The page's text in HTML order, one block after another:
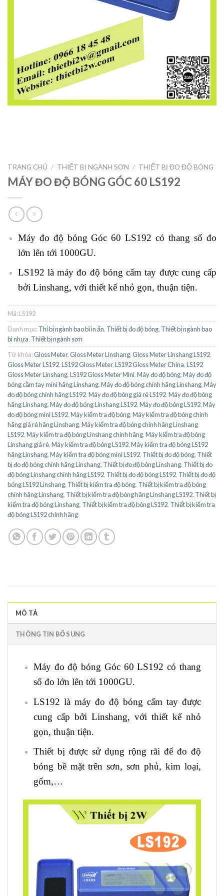
TRANG CHỦ / THIẾT BỊ NGÀNH SƠN / THIẾT BỊ ĐO ĐỘ BÓNG
MÁY ĐO ĐỘ BÓNG GÓC 60 LS192
Máy đo độ bóng Góc 60 LS192 có thang số đo
lớn lên tới 1000GU.
LS192 là máy đo độ bóng cấm tay được cung cấp
bởi Linshang, với thiết kế nhỏ gọn, thuận tiện.
Mã: LS192
Danh mục: Thí bị ngành bao bì in ấn, Thiết bị đo độ bóng, Thiết bị ngành bao
bì nhựa, Thiết bị ngành sơn
Từ khóa:Gloss Meter,Gloss Meter Linshang,Gloss Meter Linshang LS192,
Gloss Meter LS192,LS192 Gloss Meter,LS192 Gloss Meter China,LS192
Gloss Meter Linshang,LS192 Gloss Meter Mini,Máy đo độ bóng,Máy đo độ
bóng cầm tay mini hãng Linshang,Máy đo độ bóng chính hãng Linshang,Máy
đo độ bóng chính hãng LS192,Máy đo độ bóng giá rẻ LS192,Máy đo độ bóng
hãng Linshang,Máy đo độ bóng Linshang LS192,Máy đo độ bóng LS192,Máy
đo độ bóng mini LS192,Máy kiểm tra độ bóng,Máy kiểm tra độ bóng chính
hãng giá rẻ hãng Linshang,Máy kiểm tra độ bóng chính hãng Linshang
LS192,Máy kiểm tra độ bóng Linshang chính hãng,Máy kiểm tra độ bóng
Linshang giá rẻ,Máy kiểm tra độ bóng LS192,Máy kiểm tra độ bóng LS192
hãng Linshang,Máy kiểm tra độ bóng mini LS192, Thiết bị đo độ bóng, Thiết
bị đo độ bóng chính hãng Linshang, Thiết bị đo độ bóng Linshang, Thiết bị đo
độ bóng Linshang chính hãng LS192, Thiết bị đo độ bóng LS192, Thiết bị đo độ
bóng LS192 Linshang, Thiết bị kiểm tra độ bóng, Thiết bị kiểm tra độ bóng
chính hãng Linshang, Thiết bị kiểm tra độ bóng hãng Linshang LS192, Thiết bị
kiểm tra độ bóng Linshang, Thiết bị kiểm tra độ bóng LS192, Thiết bị kiểm tra
độ bóng LS192 chính hãng
MÔ TẢ
THÔNG TIN BỔ SUNG
Máy đo độ bóng Góc 60 LS192 có thang
số đo lớn lên tới 1000GU.
LS192 là máy đo độ bóng cấm tay được
cung cấp bởi Linshang, với thiết kế nhỏ
gọn, thuận tiện.
Thiết bị được sử dụng rộng rãi để đo độ
bóng bề mặt trên sơn, sơn phủ, kim loại,
gốm,…